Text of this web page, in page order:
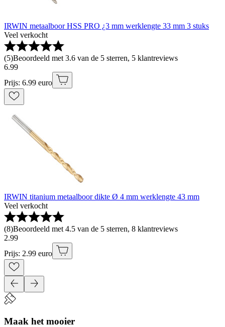
IRWIN metaalboor HSS PRO ¿3 mm werklengte 33 mm 3 stuks
Veel verkocht
(5)Beoordeeld met 3.6 van de 5 sterren, 5 klantreviews
6.99
Prijs: 6.99 euro
IRWIN titanium metaalboor dikte Ø 4 mm werklengte 43 mm
Veel verkocht
(8)Beoordeeld met 4.5 van de 5 sterren, 8 klantreviews
2.99
Prijs: 2.99 euro
Maak het mooier